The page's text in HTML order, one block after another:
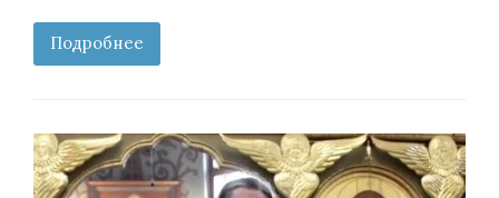
Подробнее